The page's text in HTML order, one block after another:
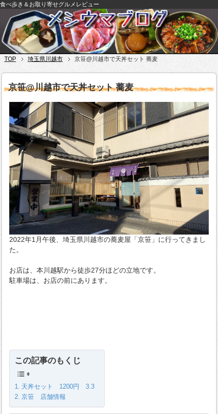
食べ歩き＆お取り寄せグルメレビュー
TOP 埼玉県川越市 京笹@川越市で天丼セット 蕎麦
京笹@川越市で天丼セット 蕎麦
2022年1月午後、埼玉県川越市の蕎麦屋「京笹」に行ってきまし
た。
お店は、本川越駅から徒歩27分ほどの立地です。
駐車場は、お店の前にあります。
この記事のもくじ
天丼セット 1200円 3.3
京笹 店舗情報